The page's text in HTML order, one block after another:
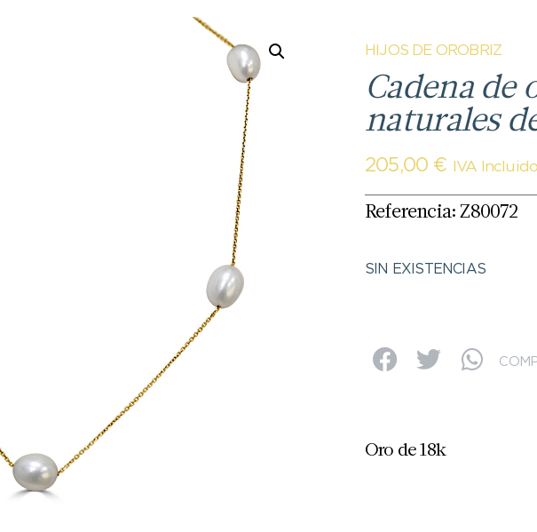
HIJOS DE OROBRIZ
Cadena de
naturales
205,00 € IVA Incluido
Referencia: Z80072
SIN EXISTENCIAS
Oro de 18k